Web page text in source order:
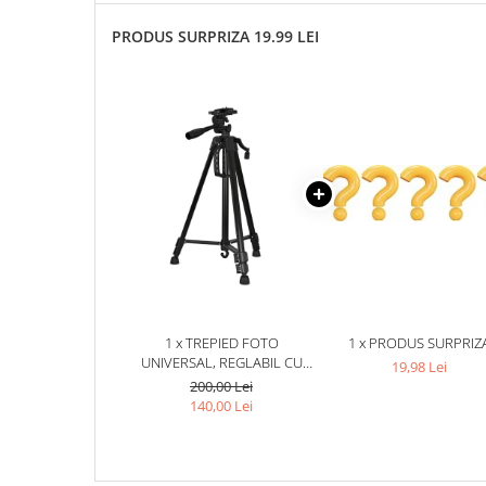
PRODUS SURPRIZA 19.99 LEI
1 x TREPIED FOTO
UNIVERSAL, REGLABIL CU
INALTIMEA MAXIMA DE 140
CM, FILET UNIVERSAL 1/4
200,00 Lei
140,00 Lei
1 x PRODUS
19,98 Lei